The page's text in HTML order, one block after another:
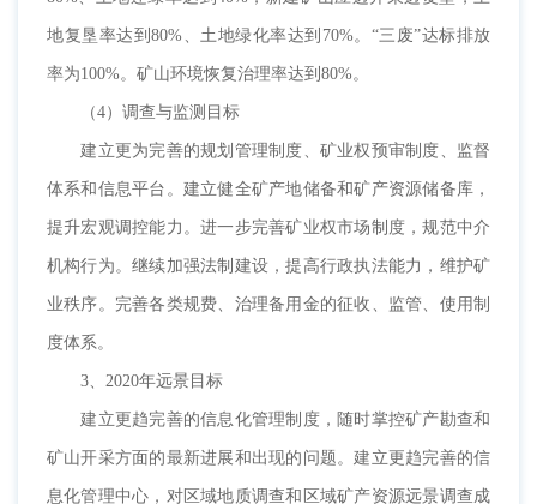
地复垦率达到80%、土地绿化率达到70%。“三废”达标排放
率为100%。矿山环境恢复治理率达到80%。
（4）调查与监测目标
建立更为完善的规划管理制度、矿业权预审制度、监督
体系和信息平台。建立健全矿产地储备和矿产资源储备库，
提升宏观调控能力。进一步完善矿业权市场制度，规范中介
机构行为。继续加强法制建设，提高行政执法能力，维护矿
业秩序。完善各类规费、治理备用金的征收、监管、使用制
度体系。
3、2020年远景目标
建立更趋完善的信息化管理制度，随时掌控矿产勘查和
矿山开采方面的最新进展和出现的问题。建立更趋完善的信
息化管理中心，对区域地质调查和区域矿产资源远景调查成